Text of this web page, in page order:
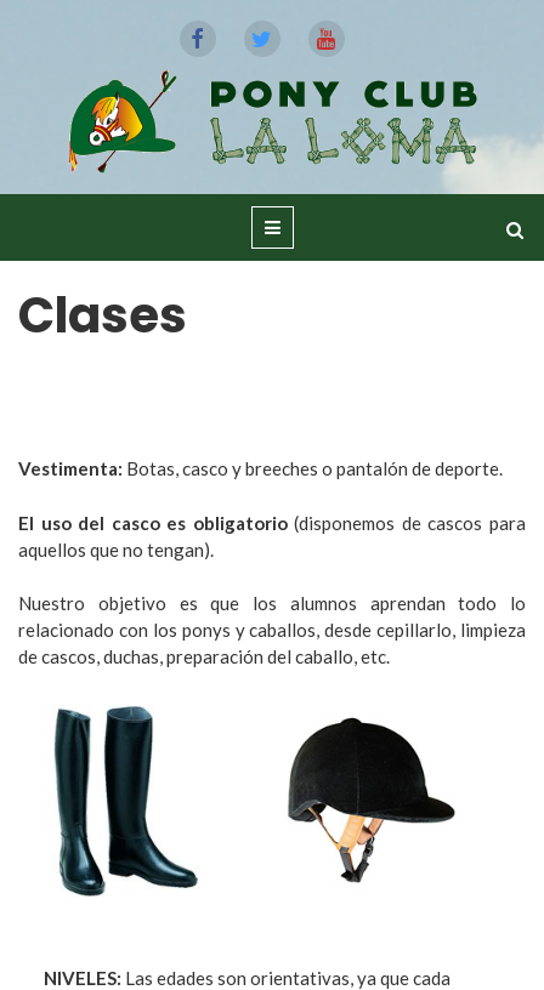
Clases
Vestimenta: Botas, casco y breeches o pantalón de deporte.
El uso del casco es obligatorio(disponemos de cascos para
aquellos que no tengan).
Nuestro objetivo es que los alumnos aprendan todo lo
relacionado con los ponys y caballos, desde cepillarlo, limpieza
de cascos, duchas, preparación del caballo, etc.
NIVELES: Las edades son orientativas, ya que cada